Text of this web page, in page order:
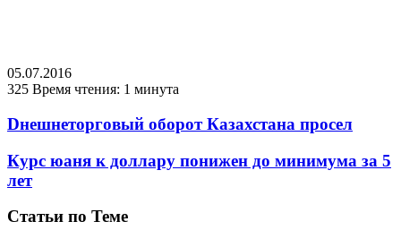
05.07.2016
325 Время чтения: 1 минута
Dнешнеторговый оборот Казахстана просел
Курс юаня к доллару понижен до минимума за 5
лет
Статьи по Теме